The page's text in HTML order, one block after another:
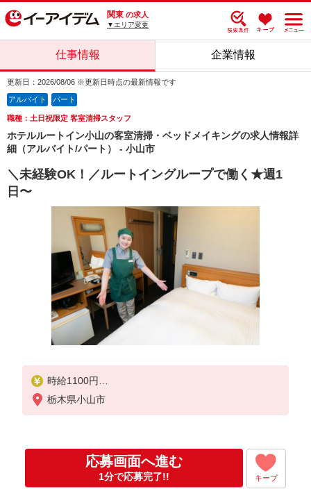
関東 の求人
▼エリア変更
仕事情報 企業情報
更新日：2026/08/06 ※更新日時点の最新情報です
アルバイト パート
職種：土日祝限定 客室清掃スタッフ
ホテルルートイン小山の客室清掃・ベッドメイキングの求人情報詳
細（アルバイト/パート） - 小山市
＼未経験OK！／ルートイングループで働く★週1
日〜
時給1100円
試用期間中 時給1100円(試用期間2ヶ月)
栃木県小山市
応募画面へ進む
1分で応募完了!! キープ